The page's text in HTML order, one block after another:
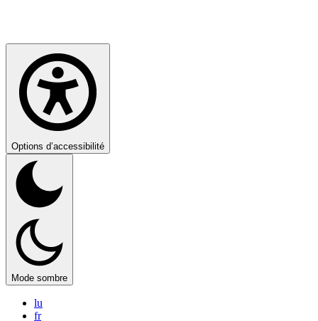
Options d’accessibilité
Mode sombre
lu
fr